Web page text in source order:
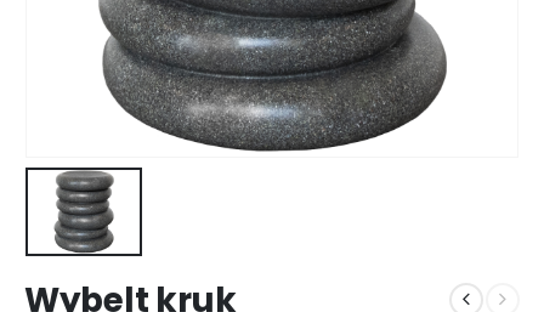
Wybelt kruk